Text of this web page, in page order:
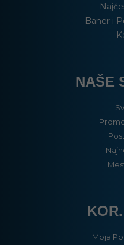
Baner i
NAŠE
Moja